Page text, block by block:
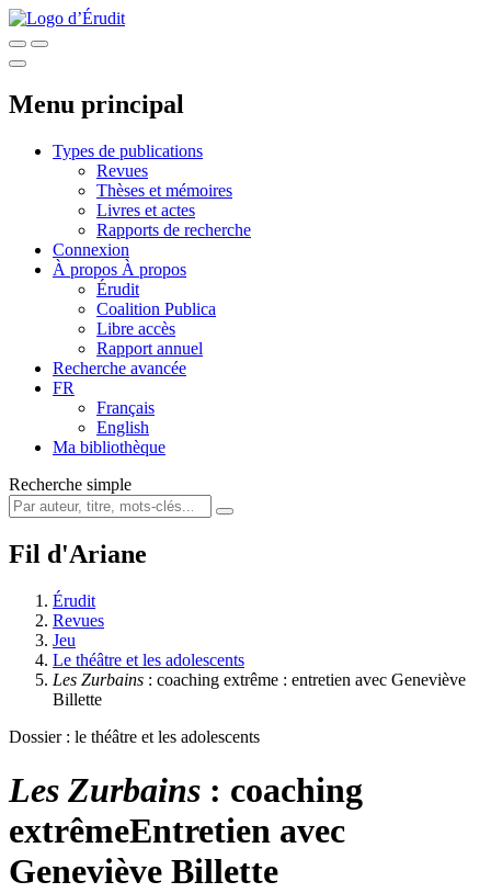
Menu principal
Types de publications
Revues
Thèses et mémoires
Livres et actes
Rapports de recherche
Connexion
À propos À propos
Érudit
Coalition Publica
Libre accès
Rapport annuel
Recherche avancée
FR
Français
English
Ma bibliothèque
Recherche simple
Fil d'Ariane
Érudit
Revues
Jeu
Le théâtre et les adolescents
Les Zurbains : coaching extrême : entretien avec Geneviève
Billette
Dossier : le théâtre et les adolescents
Les Zurbains : coaching
extrêmeEntretien avec
Geneviève Billette